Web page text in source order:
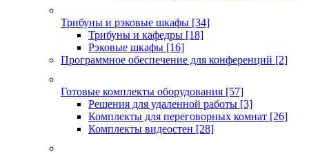
Трибуны и рэковые шкафы [34]
Трибуны и кафедры [18]
Рэковые шкафы [16]
Программное обеспечение для конференций [2]
Готовые комплекты оборудования [57]
Решения для удаленной работы [3]
Комплекты для переговорных комнат [26]
Комплекты видеостен [28]